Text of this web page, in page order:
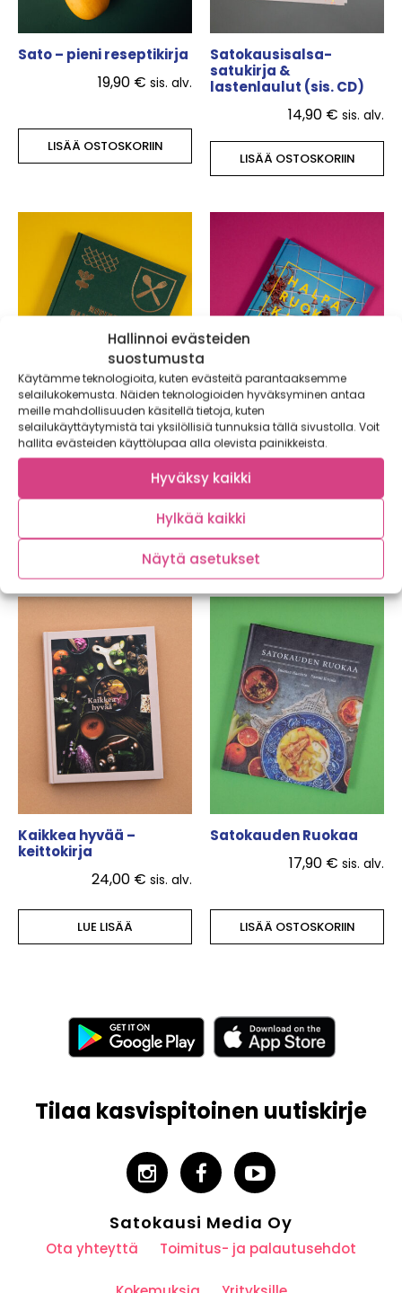
Hallinnoi evästeiden
suostumusta
Käytämme teknologioita, kuten evästeitä parantaaksemme
selailukokemusta. Näiden teknologioiden hyväksyminen antaa
meille mahdollisuuden käsitellä tietoja, kuten
selailukäyttäytymistä tai yksilöllisiä tunnuksia tällä sivustolla. Voit
hallita evästeiden käyttölupaa alla olevista painikkeista.
Hyväksy kaikki
Hylkää kaikki
Näytä asetukset
Sato – pieni reseptikirja
19,90 € sis. alv.
LISÄÄ OSTOSKORIIN
Satokausisalsa-
satukirja &
lastenlaulut (sis. CD)
14,90 € sis. alv.
LISÄÄ OSTOSKORIIN
Modernia
Maakuntaruokaa
19,90€ sis. alv.
LISÄÄ OSTOSKORIIN
HALPARUOKAKIRJA
LUE LISÄÄ
Kaikkea hyvää –
keittokirja
24,00 € sis. alv.
LUE LISÄÄ
Satokauden Ruokaa
17,90 € sis. alv.
LISÄÄ OSTOSKORIIN
Tilaa kasvispitoinen uutiskirje
Satokausi Media Oy
Ota yhteyttä Toimitus- ja palautusehdot